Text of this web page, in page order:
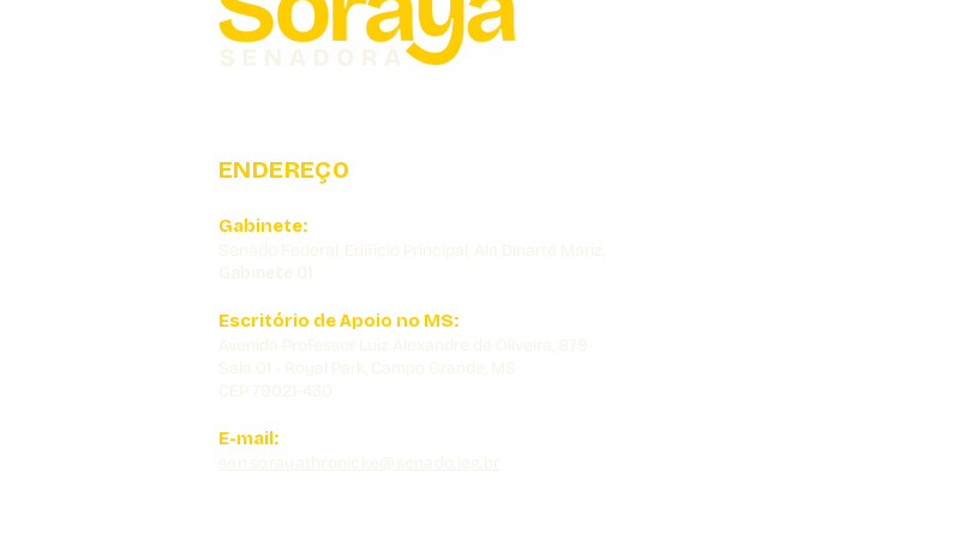
ENDEREÇO
Gabinete:
Senado Federal, Edifício Principal, Ala Dinarte Mariz,
Gabinete 01
Escritório de Apoio no MS:
Avenida Professor Luiz Alexandre de Oliveira, 879
Sala 01 - Royal Park, Campo Grande, MS
CEP 79021-430
E-mail:
sen.sorayathronicke@senado.leg.br